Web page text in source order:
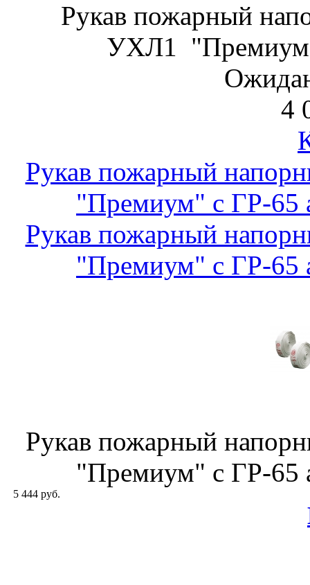
Рукав пожарный
УХЛ1 "Премиум"
4
Рукав пожарный
"Премиум" с ГР-65
Рукав пожарный
"Премиум" с ГР-65
Рукав пожарный
"Премиум" с ГР-65
5 444 руб.